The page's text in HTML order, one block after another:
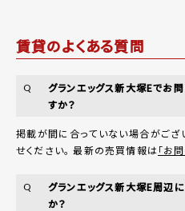
賃貸のよくある質問
Q
グランエッグス新大塚Eでお
すか？
掲載が間に合っていない場合がござ
せください。 最新の売買情報は「お
Q
グランエッグス新大塚E周辺
か？